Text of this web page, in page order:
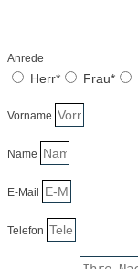
Anrede
Herr* Frau*
Vorname
Name
E-Mail
Telefon